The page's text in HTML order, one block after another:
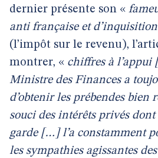
dernier présente son «
anti française et
(l’impôt sur le revenu),
montrer, « chiffres à
Ministre des Finances a
d’obtenir les prébendes bien
souci des intérêts privés dont
garde […] l’a constamment
les sympathies agissantes